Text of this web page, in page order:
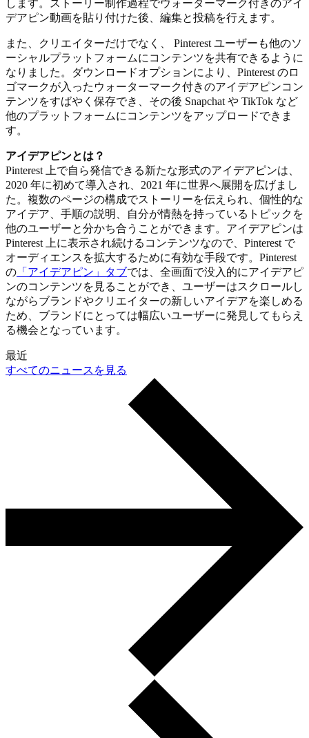
します。ストーリー制作過程でウォーターマーク付きのアイ
デアピン動画を貼り付けた後、編集と投稿を行えます。
また、クリエイターだけでなく、 Pinterest ユーザーも他のソ
ーシャルプラットフォームにコンテンツを共有できるように
なりました。ダウンロードオプションにより、Pinterest のロ
ゴマークが入ったウォーターマーク付きのアイデアピンコン
テンツをすばやく保存でき、その後 Snapchat や TikTok など
他のプラットフォームにコンテンツをアップロードできま
す。
アイデアピンとは？
Pinterest 上で自ら発信できる新たな形式のアイデアピンは、
2020 年に初めて導入され、2021 年に世界へ展開を広げまし
た。複数のページの構成でストーリーを伝えられ、個性的な
アイデア、手順の説明、自分が情熱を持っているトピックを
他のユーザーと分かち合うことができます。アイデアピンは
Pinterest 上に表示され続けるコンテンツなので、Pinterest で
オーディエンスを拡大するために有効な手段です。Pinterest
の 「アイデアピン」タブでは、全画面で没入的にアイデアピ
ンのコンテンツを見ることができ、ユーザーはスクロールし
ながらブランドやクリエイターの新しいアイデアを楽しめる
ため、ブランドにとっては幅広いユーザーに発見してもらえ
る機会となっています。
最近
すべてのニュースを見る